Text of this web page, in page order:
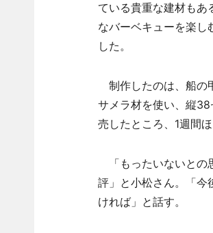
ている貴重な建材もあ
なバーベキューを楽し
した。
制作したのは、船の
サメラ材を使い、縦
売したところ、1週間ほ
「もったいないとの
評」と小松さん。「今
ければ」と話す。